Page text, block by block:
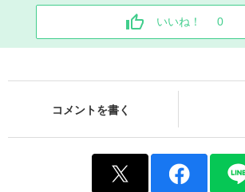
いいね！ 0
コメントを書く